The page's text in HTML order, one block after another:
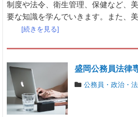
制度や法令、衛生管理、保健など、
要な知識を学んでいきます。また、
[続きを見る]
盛岡公務員法律
公務員・政治・